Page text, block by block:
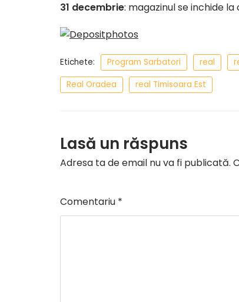
31 decembrie: magazinul se inchide la
Etichete: Program Sarbatori real
Real Oradea
real Timisoara Est
Lasă un răspuns
Adresa ta de email nu va fi publicată.
Comentariu *